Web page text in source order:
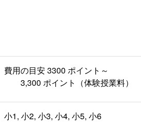
費用の目安 3300 ポイント～
3,300 ポイント（体験授業料）
小1, 小2, 小3, 小4, 小5, 小6